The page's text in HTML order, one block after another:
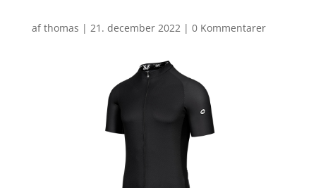
afthomas | 21. december 2022 | 0 Kommentarer